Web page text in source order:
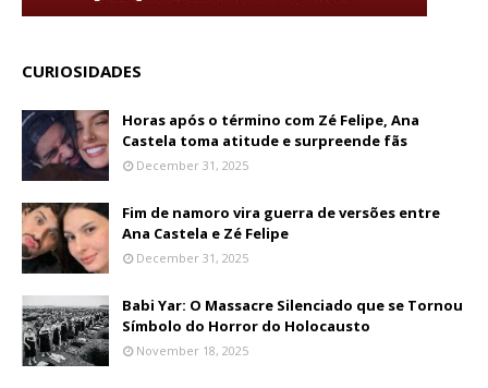
CURIOSIDADES
Horas após o término com Zé Felipe, Ana
Castela toma atitude e surpreende fãs
December 31, 2025
Fim de namoro vira guerra de versões entre
Ana Castela e Zé Felipe
December 31, 2025
Babi Yar: O Massacre Silenciado que se Tornou
Símbolo do Horror do Holocausto
November 18, 2025